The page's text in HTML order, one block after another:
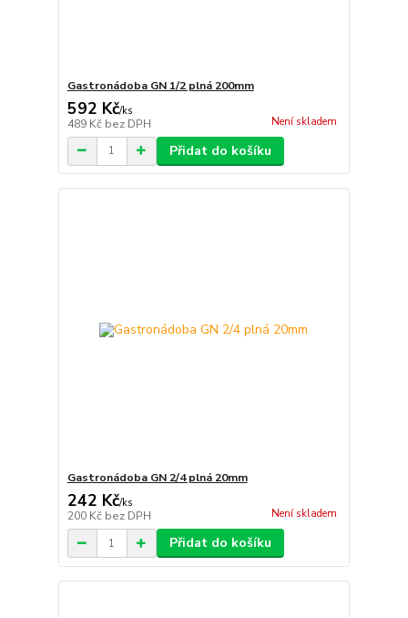
Gastronádoba GN 1/2 plná 200mm
592 Kč/ks
489 Kč bez DPH Není skladem
Přidat do košíku
Gastronádoba GN 2/4 plná 20mm
242 Kč/ks
200 Kč bez DPH Není skladem
Přidat do košíku